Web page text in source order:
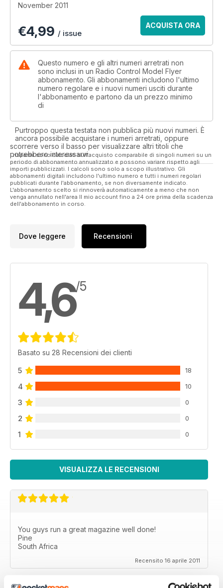
Take a DB Mighty Barnstormer and a
Westland Wizard 3-view...
80 SCALE FEATURE - Slingsby Cadet
background to the subject of our feature plan.
Reviews 18 MOSQUITO FIGHTER BOMBER - Art
Tech’s foam EP PNP twin.
26 PARKZONE F-27Q STRYKER 180
- A mini delta pusher that has bite...
40 E-FLITE LEADER 480 - A pocket-sized
semi-retro look aerobat.
TEMPEST - A duo of micro EP warbirds
from the FMS range.
66 SEBART SUKHOI 50 - part 4
- Revisiting this potent EP 3D machine.
72 PARKZONE ULTRA MICRO F4U
CORSAIR - A micro version of this iconic
WW2 warbird.
Regulars
7. Stability - time to bust some myths...
44 THE BLACK ART
Warbirds, retracts and getting up - and down...
84 TRADING POST
The latest new products...
Dave Bishop has the last word...
November 2011
€4,99 / issue
ACQUISTA ORA
Questo numero e gli altri numeri arretrati non
sono inclusi in un Radio Control Model Flyer
abbonamento. Gli abbonamenti includono l'ultimo
numero regolare e i nuovi numeri usciti durante
l'abbonamento e partono da un prezzo minimo
di
Purtroppo questa testata non pubblica più nuovi numeri. È
ancora possibile acquistare i numeri arretrati, oppure
scorrere verso il basso per visualizzare altri titoli che
potrebbero interessarvi.
I risparmi sono calcolati sull'acquisto comparabile di singoli numeri su un
periodo di abbonamento annualizzato e possono variare rispetto agli
importi pubblicizzati. I calcoli sono solo a scopo illustrativo. Gli
abbonamenti digitali includono l'ultimo numero e tutti i numeri regolari
pubblicati durante l'abbonamento, se non diversamente indicato.
L'abbonamento scelto si rinnoverà automaticamente a meno che non
venga annullato nell'area Il mio account fino a 24 ore prima della scadenza
dell'abbonamento in corso.
Dove leggere Recensioni
4,6/5
Basato su 28 Recensioni dei clienti
5 18
4 10
3 0
2 0
1 0
VISUALIZZA LE RECENSIONI
You guys run a great magazine well done!
Pine
South Africa
Recensito 16 aprile 2011